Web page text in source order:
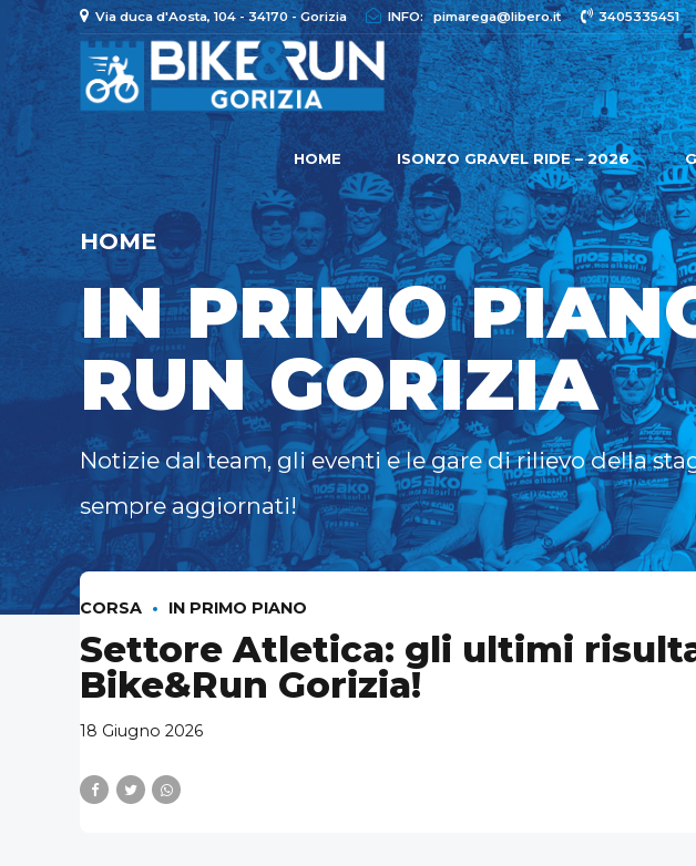
Via duca d'Aosta, 104 - 34170 - Gorizia INFO: pimarega@libero.it 3405335451
HOME ISONZO GRAVEL RIDE – 2026
HOME
IN PRIMO
RUN GORIZIA
Notizie dal team, gli eventi e le gare di rilievo della
sempre aggiornati!
CORSA IN PRIMO PIANO
Settore Atletica: gli ultimi
Bike&Run Gorizia!
18 Giugno 2026